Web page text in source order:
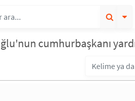
cumhurbaşkanı